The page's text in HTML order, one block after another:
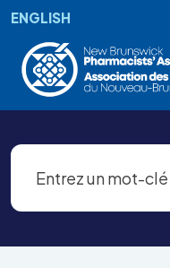
Aller au contenu principal
ENGLISH